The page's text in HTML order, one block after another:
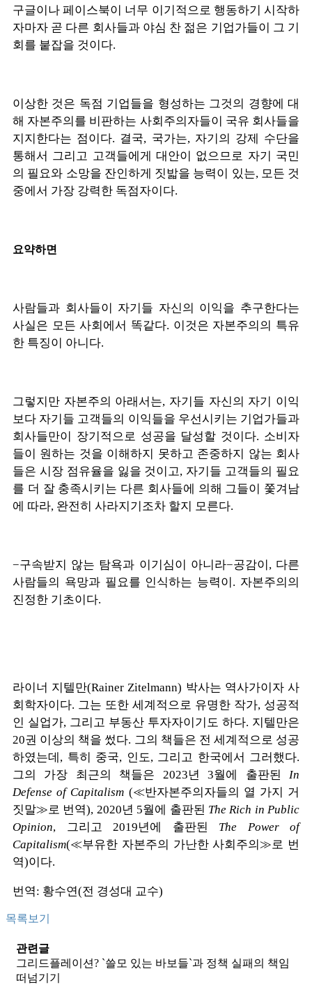
구글이나 페이스북이 너무 이기적으로 행동하기 시작하
자마자 곧 다른 회사들과 야심 찬 젊은 기업가들이 그 기
회를 붙잡을 것이다.
이상한 것은 독점 기업들을 형성하는 그것의 경향에 대
해 자본주의를 비판하는 사회주의자들이 국유 회사들을
지지한다는 점이다. 결국, 국가는, 자기의 강제 수단을
통해서 그리고 고객들에게 대안이 없으므로 자기 국민
의 필요와 소망을 잔인하게 짓밟을 능력이 있는, 모든 것
중에서 가장 강력한 독점자이다.
요약하면
사람들과 회사들이 자기들 자신의 이익을 추구한다는
사실은 모든 사회에서 똑같다. 이것은 자본주의의 특유
한 특징이 아니다.
그렇지만 자본주의 아래서는, 자기들 자신의 자기 이익
보다 자기들 고객들의 이익들을 우선시키는 기업가들과
회사들만이 장기적으로 성공을 달성할 것이다. 소비자
들이 원하는 것을 이해하지 못하고 존중하지 않는 회사
들은 시장 점유율을 잃을 것이고, 자기들 고객들의 필요
를 더 잘 충족시키는 다른 회사들에 의해 그들이 쫓겨남
에 따라, 완전히 사라지기조차 할지 모른다.
−구속받지 않는 탐욕과 이기심이 아니라−공감이 , 다른
사람들의 욕망과 필요를 인식하는 능력이 . 자본주의의
진정한 기초이다.
라이너 지텔만(Rainer Zitelmann) 박사는 역사가이자 사
회학자이다. 그는 또한 세계적으로 유명한 작가, 성공적
인 실업가, 그리고 부동산 투자자이기도 하다. 지텔만은
20권 이상의 책을 썼다. 그의 책들은 전 세계적으로 성공
하였는데 , 특히 중국, 인도, 그리고 한국에서 그러했다.
그의 가장 최근의 책들은 2023년3월에 출판된In
Defense of Capitalism (≪반자본주의자들의 열 가지 거
짓말≫로 번역), 2020년 5월에 출판된 The Rich in Public
Opinion, 그리고 2019년에 출판된 The Power of
Capitalism(≪부유한 자본주의 가난한 사회주의≫로 번
역)이다.
번역: 황수연(전 경성대 교수)
목록보기
관련글
그리드플레이션? `쓸모 있는 바보들`과 정책 실패의 책임
떠넘기기